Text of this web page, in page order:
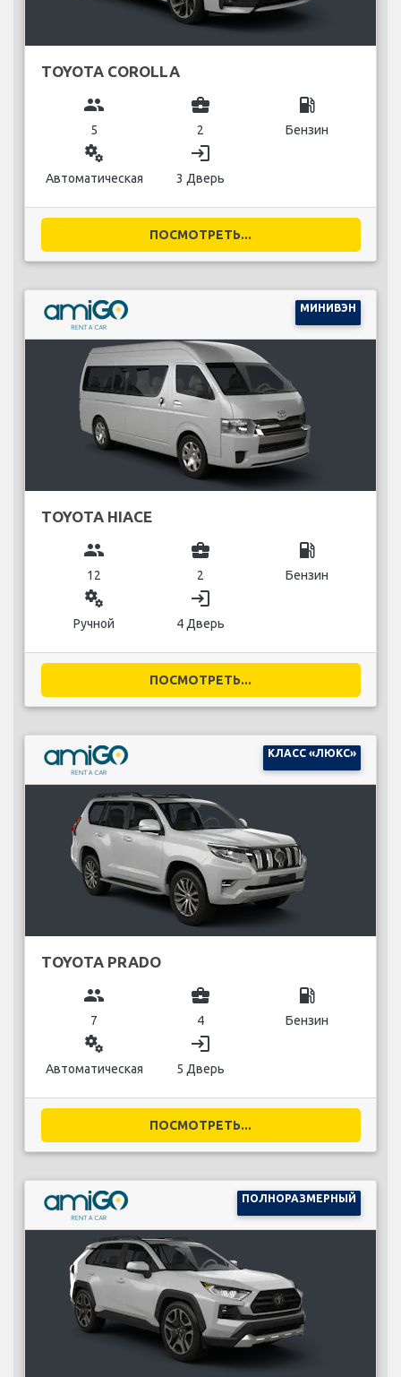
TOYOTA COROLLA
group
5
business_center
2
local_gas_station
Бензин
miscellaneous_services
Автоматическая
login
3 Дверь
ПОСМОТРЕТЬ...
МИНИВЭН
TOYOTA HIACE
group
12
business_center
2
local_gas_station
Бензин
miscellaneous_services
Ручной
login
4 Дверь
ПОСМОТРЕТЬ...
КЛАСС «ЛЮКС»
TOYOTA PRADO
group
7
business_center
4
local_gas_station
Бензин
miscellaneous_services
Автоматическая
login
5 Дверь
ПОСМОТРЕТЬ...
ПОЛНОРАЗМЕРНЫЙ